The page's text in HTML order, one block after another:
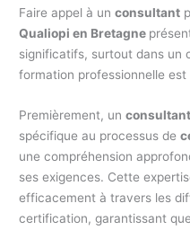
Faire appel à unconsultant
Qualiopi en Bretagne
significatifs, surtout dans un
formation professionnelle
Premièrement, un
spécifique au processus de
une compréhension
ses exigences. Cette
efficacement à travers les
certification, garantissant